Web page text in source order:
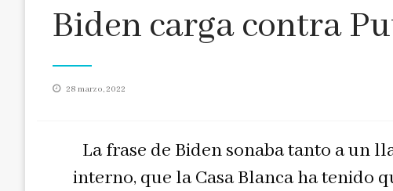
Biden carga contra
Publicado
28 marzo, 2022
La frase de Biden sonaba tanto a un
interno, que la Casa Blanca ha tenido